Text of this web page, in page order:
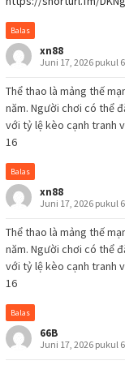
Balas
xn88
Juni 17, 2026 pukul
Thể thao là mảng thế
năm. Người chơi có thể
với tỷ lệ kèo cạnh tranh
16
Balas
xn88
Juni 17, 2026 pukul
Thể thao là mảng thế
năm. Người chơi có thể
với tỷ lệ kèo cạnh tranh
16
Balas
66B
Juni 17, 2026 pukul